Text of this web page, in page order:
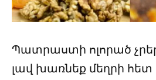
Պատրաստի ոլորած
լավ խառնեք մեղրի